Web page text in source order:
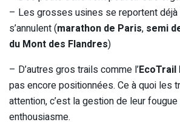
– Les grosses usines se reportent déjà
s’annulent (marathon de Paris, semi
du Mont des Flandres)
– D’autres gros trails comme l’EcoTrail
pas encore positionnées. Ce à quoi les
attention, c’est la gestion de leur
enthousiasme.